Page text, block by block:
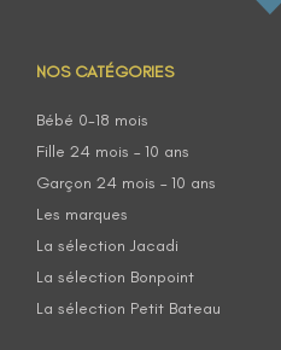
NOS CATÉGORIES
Bébé 0-18 mois
Fille 24 mois – 10 ans
Garçon 24 mois – 10 ans
Les marques
La sélection Jacadi
La sélection Bonpoint
La sélection Petit Bateau